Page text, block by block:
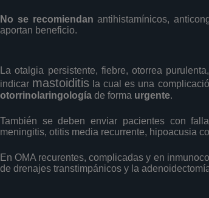
No se recomiendan antihistamínicos,
aportan beneficio.
La otalgia persistente, fiebre, otorrea
indicar mastoiditis la cual es una
otorrinolaringología de forma urgente.
También se deben enviar pacientes con
meningitis, otitis media recurrente, hipoacusia
En OMA recurentes, complicadas y en
de drenajes transtimpánicos y la